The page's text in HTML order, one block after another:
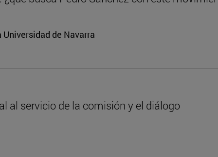
de Navarra
al servicio de la comisión y el diálogo